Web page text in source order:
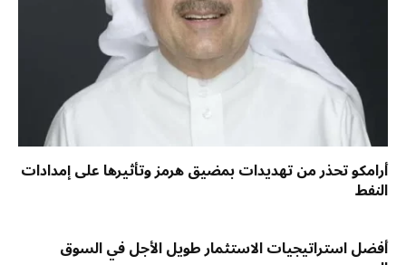
أرامكو تحذر من تهديدات بمضيق هرمز وتأثيرها على إمدادات
النفط
أفضل استراتيجيات الاستثمار طويل الأجل في السوق